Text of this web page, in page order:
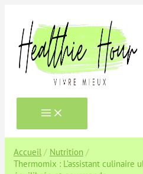
contenu
Accueil
Nutrition
Thermomix : L’assistant culinaire